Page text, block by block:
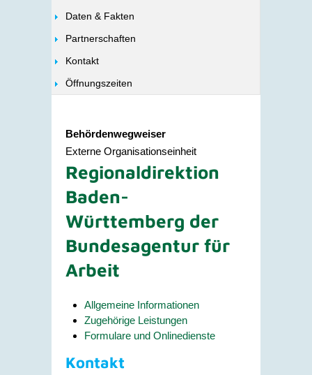
Daten & Fakten
Partnerschaften
Kontakt
Öffnungszeiten
Behördenwegweiser
Externe Organisationseinheit
Regionaldirektion
Baden-
Württemberg der
Bundesagentur für
Arbeit
Allgemeine Informationen
Zugehörige Leistungen
Formulare und Onlinedienste
Kontakt